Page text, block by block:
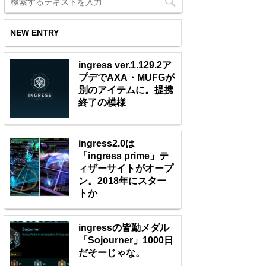
NEW ENTRY
ingress ver.1.129.2ア
プデでAXA・MUFGが
別のアイテムに。提携
終了の模様
ingress2.0は
「ingress prime」テ
ィザーサイトがオープ
ン。2018年にスター
トか
ingressの皆勤メダル
「Sojourner」1000日
だそーじゃな。